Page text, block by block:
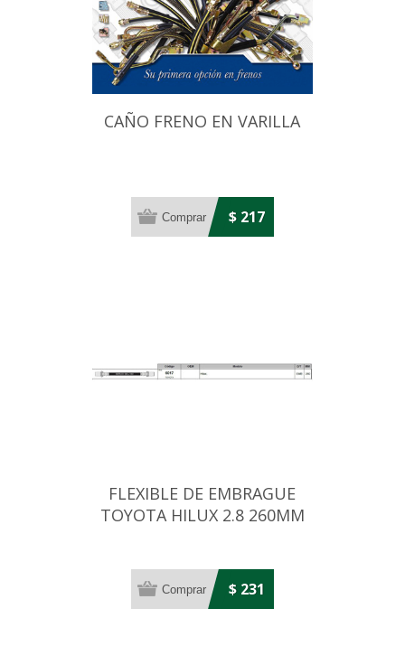
CAÑO FRENO EN VARILLA
$ 217
FLEXIBLE DE EMBRAGUE
TOYOTA HILUX 2.8 260MM
$ 231